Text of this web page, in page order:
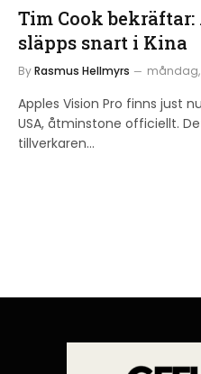
Tim Cook
släpps snart i Kina
ByRasmus Hellmyrs måndag,
Apples Vision Pro finns just
USA, åtminstone officiellt.
tillverkaren…